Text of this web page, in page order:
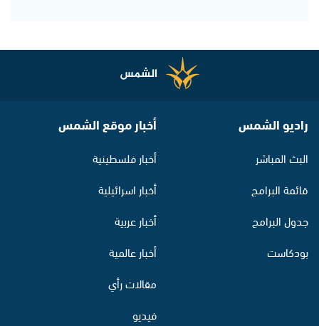
راديو الشمس
البث المباشر
قائمة البرامج
جدول البرامج
بودكاست
أخبار موقع الشمس
أخبار فلسطينية
أخبار اسرائيلية
أخبار عربية
أخبار عالمية
مقالات رأي
فيديو